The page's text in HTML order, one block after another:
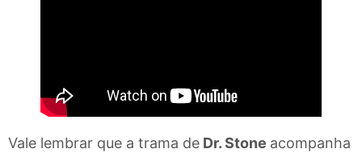
Vale lembrar que a trama de Dr. Stone acompanha